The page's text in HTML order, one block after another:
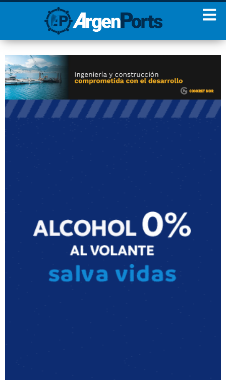
¡Sumate a nuestro
Newsletter!
Nombre Apellidos
Email